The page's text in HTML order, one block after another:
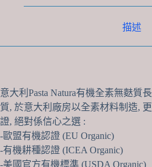
250g
數
量
描述
意大利Pasta Natura有機全素無麩質
質, 於意大利廠房以全素材料制造,
證, 絕對係信心之選 :
-歐盟有機認證 (EU Organic)
-有機耕種認證 (ICEA Organic)
-美國官方有機標準 (USDA Organic)